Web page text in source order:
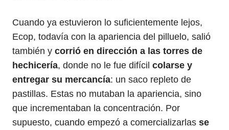
Cuando ya estuvieron lo suficientemente lejos,
Ecop, todavía con la apariencia del pilluelo, salió
también y corrió en dirección a las torres de
hechicería, donde no le fue difícil colarse y
entregar su mercancía: un saco repleto de
pastillas. Estas no mutaban la apariencia, sino
que incrementaban la concentración. Por
supuesto, cuando empezó a comercializarlas se